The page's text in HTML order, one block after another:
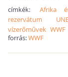
címkék:Afrika
rezervátum
vízerőművek WWF
forrás:WWF